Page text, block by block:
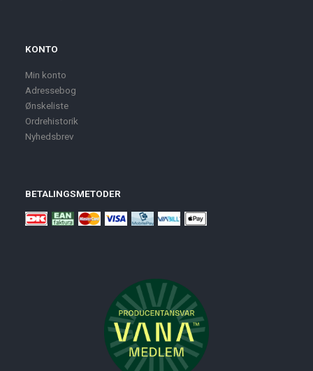
KONTO
Min konto
Adressebog
Ønskeliste
Ordrehistorik
Nyhedsbrev
BETALINGSMETODER